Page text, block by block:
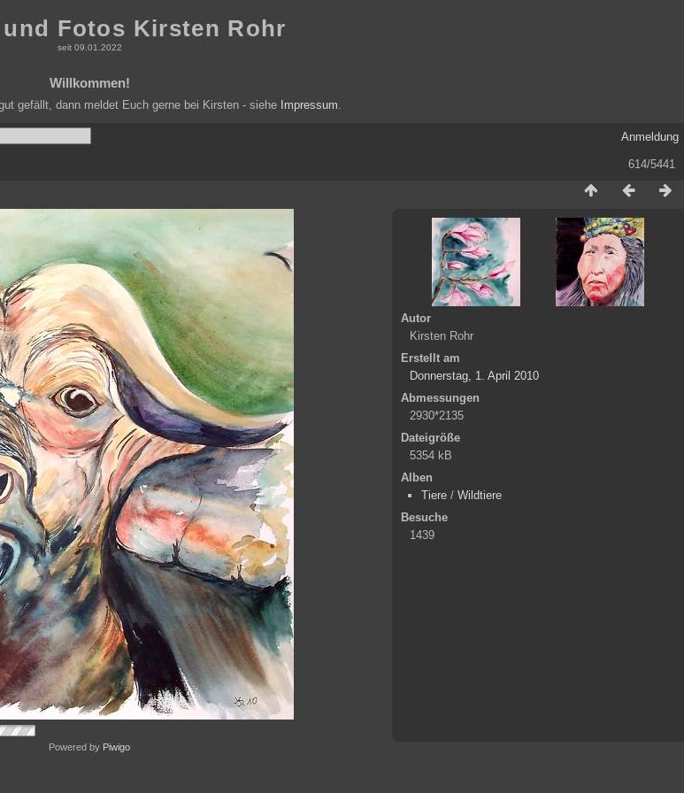
und Fotos Kirsten Rohr
seit 09.01.2022
Willkommen!
gefällt, dann meldet Euch gerne bei Kirsten - siehe Impressum
Anmeldung
614/5441
Autor
Kirsten Rohr
Erstellt am
Donnerstag, 1. April 2010
Abmessungen
2930*2135
Dateigröße
5354 kB
Alben
Tiere / Wildtiere
Besuche
1439
Powered by Piwigo